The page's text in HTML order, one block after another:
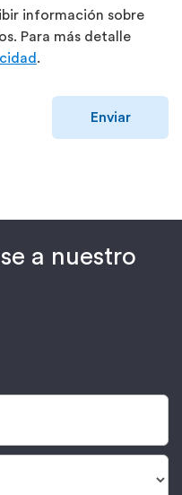
información sobre
Para más detalle
.
Enviar
a nuestro